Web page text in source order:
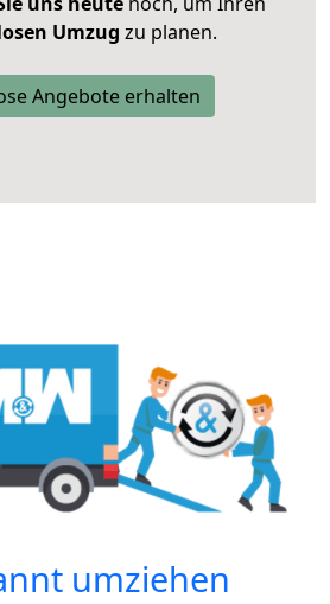
Umzug zu planen.
Angebote erhalten
umziehen